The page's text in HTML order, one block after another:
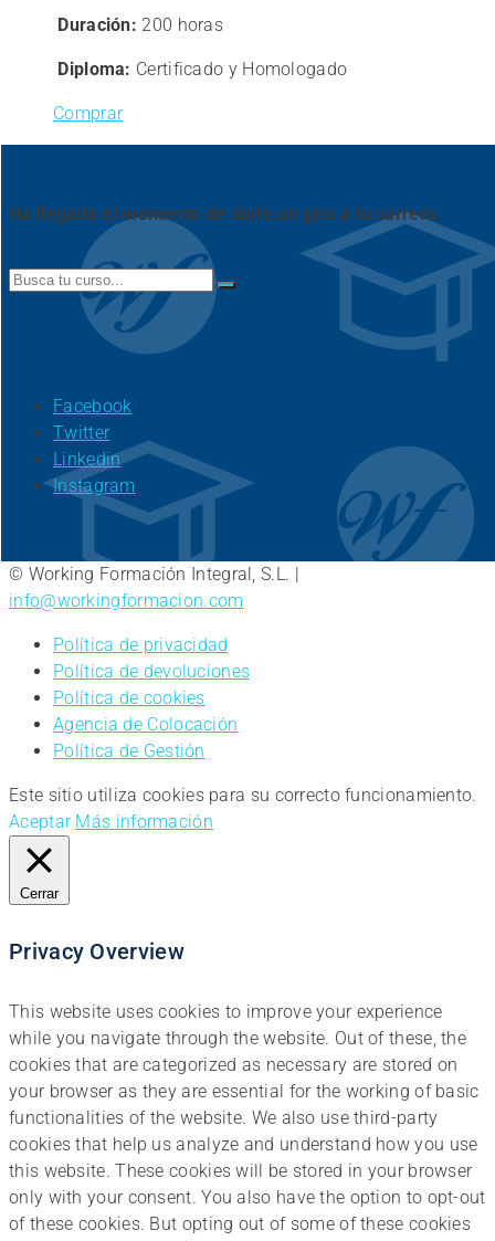
era:
es:
Duración: 200 horas
Diploma: Certificado y Homologado
Comprar
Ha llegado el momento de darle un giro a tu carrera.
Search
Facebook
Twitter
Linkedin
Instagram
© Working Formación Integral, S.L. |
info@workingformacion.com
Política de privacidad
Política de devoluciones
Política de cookies
Agencia de Colocación
Política de Gestión
Este sitio utiliza cookies para su correcto funcionamiento.
Aceptar Más información
Cerrar
Privacy Overview
This website uses cookies to improve your experience
while you navigate through the website. Out of these, the
cookies that are categorized as necessary are stored on
your browser as they are essential for the working of basic
functionalities of the website. We also use third-party
cookies that help us analyze and understand how you use
this website. These cookies will be stored in your browser
only with your consent. You also have the option to opt-out
of these cookies. But opting out of some of these cookies